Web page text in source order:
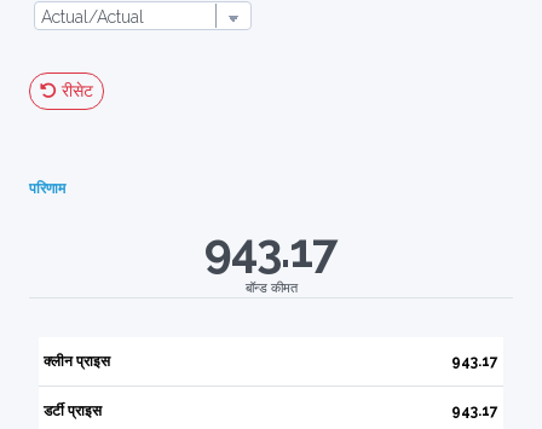
रीसेट
परिणाम
943.17
बॉन्ड कीमत
क्लीन प्राइस 943.17
डर्टी प्राइस 943.17